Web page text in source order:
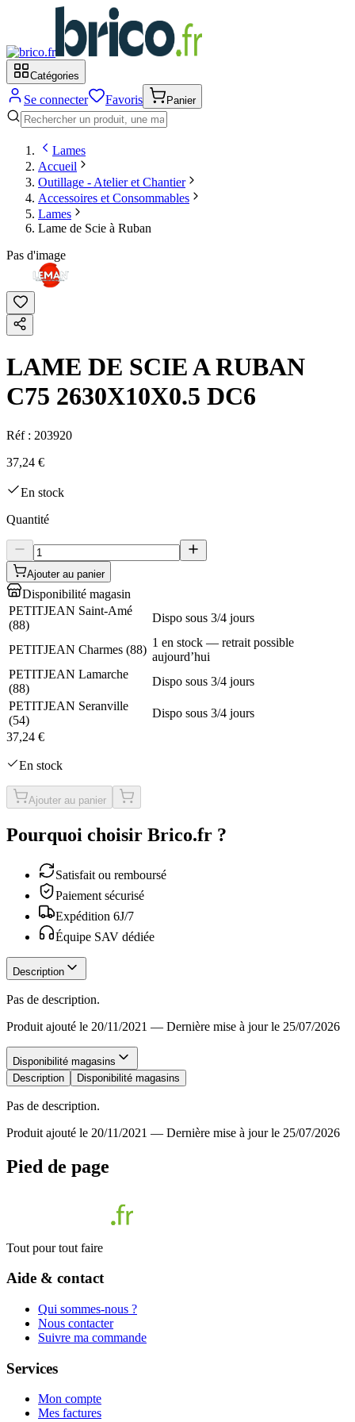
Catégories
Se connecter Favoris Panier
Lames
Accueil
Outillage - Atelier et Chantier
Accessoires et Consommables
Lames
Lame de Scie à Ruban
Pas d'image
LAME DE SCIE A RUBAN
C75 2630X10X0.5 DC6
Réf : 203920
37,24 €
En stock
Quantité
Ajouter au panier
Disponibilité magasin
PETITJEAN Saint-Amé
(88)
Dispo sous 3/4 jours
PETITJEAN Charmes (88)
1 en stock — retrait possible
aujourd’hui
PETITJEAN Lamarche
(88)
Dispo sous 3/4 jours
PETITJEAN Seranville
(54)
Dispo sous 3/4 jours
37,24 €
En stock
Ajouter au panier
Pourquoi choisir Brico.fr ?
Satisfait ou remboursé
Paiement sécurisé
Expédition 6J/7
Équipe SAV dédiée
Description
Pas de description.
Produit ajouté le 20/11/2021 — Dernière mise à jour le 25/07/2026
Disponibilité magasins
Description
Disponibilité magasins
Pas de description.
Produit ajouté le 20/11/2021 — Dernière mise à jour le 25/07/2026
Pied de page
Tout pour tout faire
Aide & contact
Qui sommes-nous ?
Nous contacter
Suivre ma commande
Services
Mon compte
Mes factures